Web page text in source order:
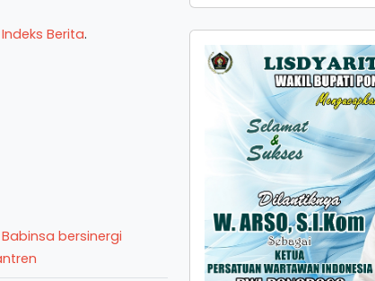
Indeks Berita.
bersinergi